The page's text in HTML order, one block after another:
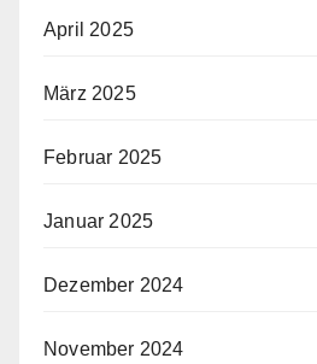
April 2025
März 2025
Februar 2025
Januar 2025
Dezember 2024
November 2024